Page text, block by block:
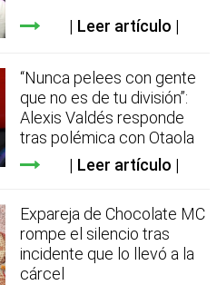
Leer artículo
“Nunca pelees con gente
que no es de tu división”:
Alexis Valdés responde
tras polémica con Otaola
Leer artículo
Expareja de Chocolate MC
rompe el silencio tras
incidente que lo llevó a la
cárcel